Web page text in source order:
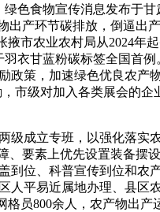
色食物宣传消息发布于
产环节碳排放，倒逼出
市农业农村局从2024年
衣甘蓝粉碳标签全国首
政策，加速绿色优良农产
市级对加入各类展会的企
成立专班，以强化落实
、要素上优先设置装备摆
到位、科普宣传到位和农
人平易近属地办理、县区
员800余人，农产物出产